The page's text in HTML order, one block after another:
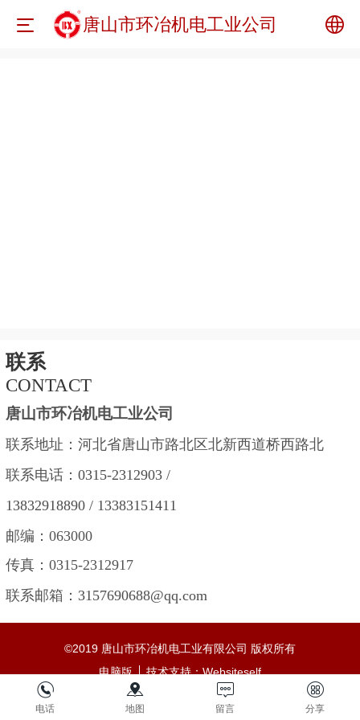
唐山市环冶机电工业公司
联系
CONTACT
传真：0315-2312917
联系邮箱： 3157690688@qq.com
唐山市环冶机电工业公司
联系地址：河北省唐山市路北区北新西道桥西路北
联系电话：0315-2312903 /
13832918890/ 13383151411
邮编：063000
©2019 唐山市环冶机电工业有限公司 版权所有
电脑版
技术支持：Websiteself
电话 地图 留言 分享